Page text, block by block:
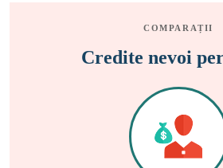
COMPARAȚII
Credite nevoi